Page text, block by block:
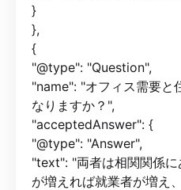
}
},
{
"@type": "Question",
"name": "オフィス需要と
なりますか？",
"acceptedAnswer": {
"@type": "Answer",
"text": "両者は相関関係
が増えれば就業者が増え